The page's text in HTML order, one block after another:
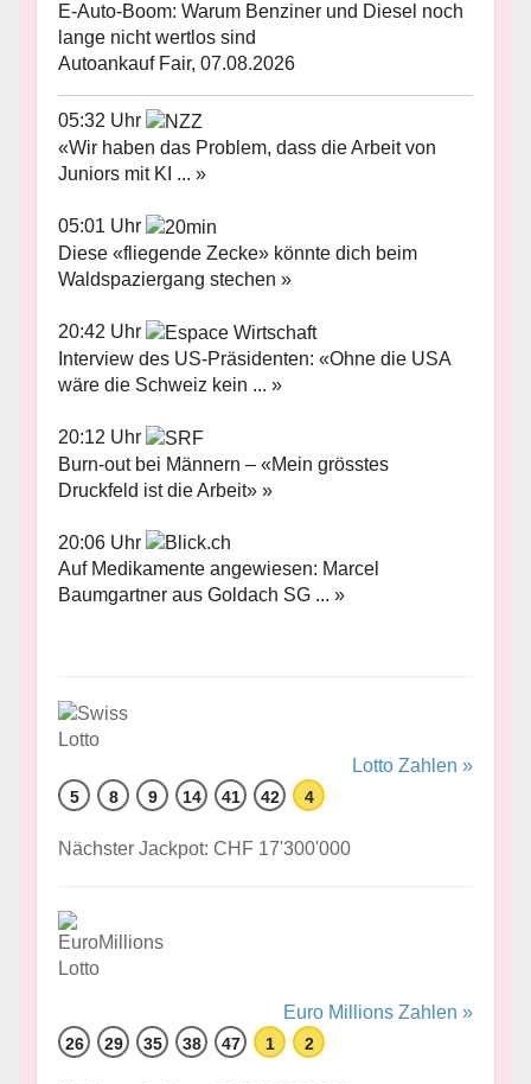
E-Auto-Boom: Warum Benziner und Diesel noch
lange nicht wertlos sind
Autoankauf Fair, 07.08.2026
05:32 Uhr
«Wir haben das Problem, dass die Arbeit von
Juniors mit KI ... »
05:01 Uhr
Diese «fliegende Zecke» könnte dich beim
Waldspaziergang stechen »
20:42 Uhr
Interview des US-Präsidenten: «Ohne die USA
wäre die Schweiz kein ... »
20:12 Uhr
Burn-out bei Männern – «Mein grösstes
Druckfeld ist die Arbeit» »
20:06 Uhr
Auf Medikamente angewiesen: Marcel
Baumgartner aus Goldach SG ... »
Lotto Zahlen »
5 8 9 14 41 42 4
Nächster Jackpot: CHF 17'300'000
Euro Millions Zahlen »
26 29 35 38 47 1 2